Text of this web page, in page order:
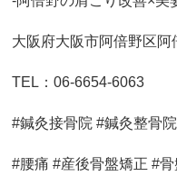
大阪府大阪市阿倍野区阿
TEL：06-6654-6063
#鍼灸接骨院 #鍼灸整骨
#腰痛 #産後骨盤矯正 #